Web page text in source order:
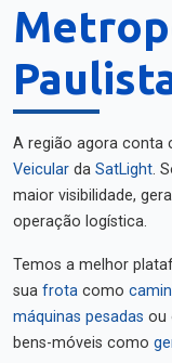
A região agora conta
Veicular da SatLight.
maior visibilidade,
operação logística.
Temos a melhor
sua frota como
máquinas pesadas ou
bens-móveis como